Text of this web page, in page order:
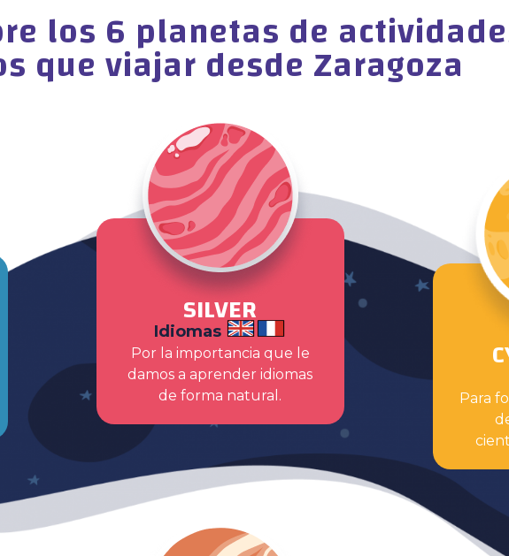
los 6 planetas de
que viajar desde Zaragoza
SILVER
Idiomas
Por la importancia que le
damos a aprender idiomas
de forma natural.
Para